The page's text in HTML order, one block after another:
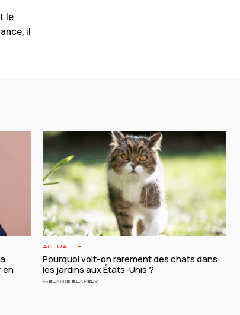
le
il
en
ACTUALITÉ
Pourquoi voit-on rarement des chats dans
les jardins aux États-Unis ?
MELANIE BLAKELY